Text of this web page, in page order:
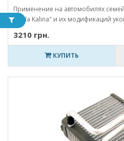
Применение на автомобилях
"Lada Kalina" и их модификаций
3210 грн.
КУПИТЬ